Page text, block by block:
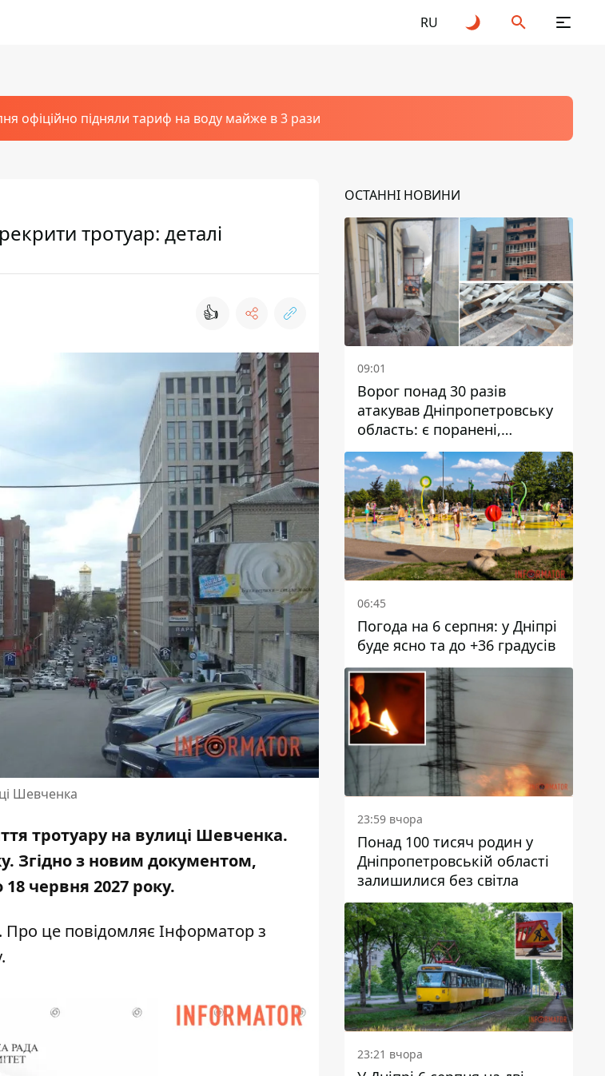
RU
офіційно підняли тариф на воду майже в 3 рази
тротуар: деталі
👍
Шевченка
тротуару на вулиці Шевченка.
Згідно з новим документом,
червня 2027 року.
Про це повідомляє Інформатор з
ОСТАННІ НОВИНИ
09:01
Ворог понад 30 разів
атакував Дніпропетровську
область: є поранені,
пошкоджені ліцей, будинки
та підприємства
06:45
Погода на 6 серпня: у Дніпрі
буде ясно та до +36 градусів
23:59 вчора
Понад 100 тисяч родин у
Дніпропетровській області
залишилися без світла
23:21 вчора